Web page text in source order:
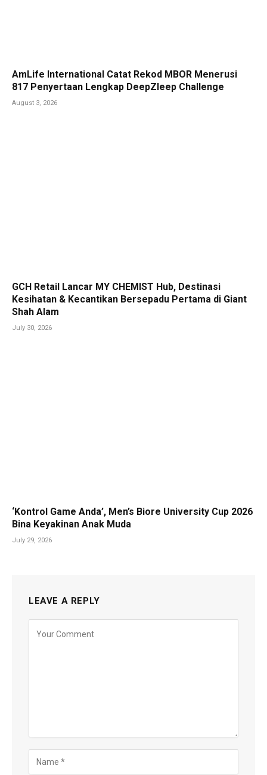
AmLife International Catat Rekod MBOR Menerusi
817 Penyertaan Lengkap DeepZleep Challenge
August 3, 2026
GCH Retail Lancar MY CHEMIST Hub, Destinasi
Kesihatan & Kecantikan Bersepadu Pertama di Giant
Shah Alam
July 30, 2026
‘Kontrol Game Anda’, Men’s Biore University Cup 2026
Bina Keyakinan Anak Muda
July 29, 2026
LEAVE A REPLY